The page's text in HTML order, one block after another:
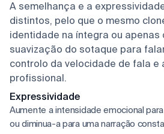
A semelhança e a
distintos, pelo que o mesmo
identidade na íntegra ou apenas
suavização do sotaque para
controlo da velocidade de fala e
profissional.
Expressividade
Aumente a intensidade emocional
ou diminua-a para uma narração